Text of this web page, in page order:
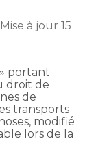
à jour 15
portant
droit de
de
transports
modifié
lors de la